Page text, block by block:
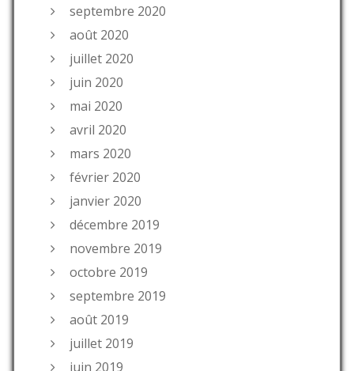
septembre 2020
août 2020
juillet 2020
juin 2020
mai 2020
avril 2020
mars 2020
février 2020
janvier 2020
décembre 2019
novembre 2019
octobre 2019
septembre 2019
août 2019
juillet 2019
juin 2019